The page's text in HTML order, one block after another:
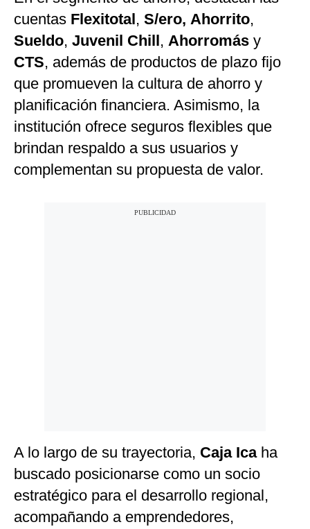
cuentas Flexitotal, S/ero, Ahorrito,
Sueldo, Juvenil Chill, Ahorromás y
CTS, además de productos de plazo fijo
que promueven la cultura de ahorro y
planificación financiera. Asimismo, la
institución ofrece seguros flexibles que
brindan respaldo a sus usuarios y
complementan su propuesta de valor.
A lo largo de su trayectoria, Caja Ica ha
buscado posicionarse como un socio
estratégico para el desarrollo regional,
acompañando a emprendedores,